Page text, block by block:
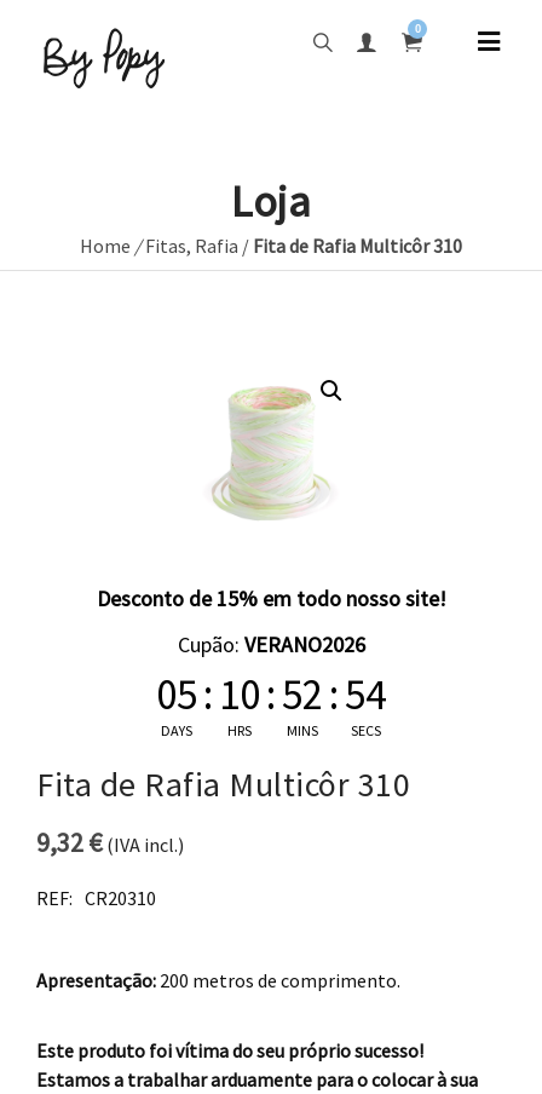
0
Loja
Home /Fitas, Rafia / Fita de Rafia Multicôr 310
Desconto de 15% em todo nosso site!
Cupão: VERANO2026
05
DAYS
: 10
HRS
:52
MINS
:54
SECS
Fita de Rafia Multicôr 310
9,32€(IVA incl.)
REF: CR20310
Apresentação: 200 metros de comprimento.
Este produto foi vítima do seu próprio sucesso!
Estamos a trabalhar arduamente para o colocar à sua